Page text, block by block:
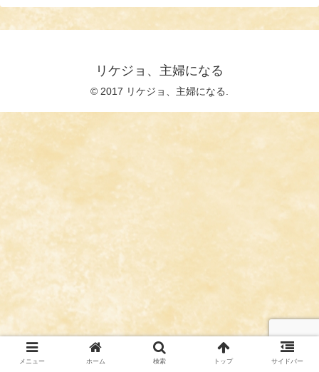
リケジョ、主婦になる
© 2017 リケジョ、主婦になる.
メニュー ホーム 検索 トップ サイドバー